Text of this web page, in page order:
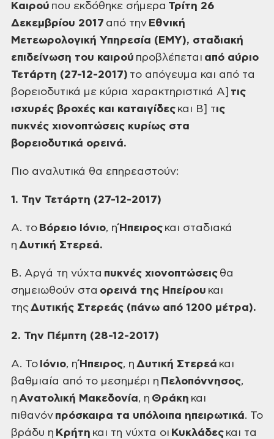
Καιρού που εκδόθηκε σήμερα Τρίτη 26
Δεκεμβρίου 2017 από την Εθνική
Μετεωρολογική Υπηρεσία (ΕΜΥ), σταδιακή
επιδείνωση του καιρού προβλέπεται από αύριο
Τετάρτη (27-12-2017) το απόγευμα και από τα
βορειοδυτικά με κύρια χαρακτηριστικά Α] τις
ισχυρές βροχές και καταιγίδες και Β] τις
πυκνές χιονοπτώσεις κυρίως στα
βορειοδυτικά ορεινά.
Πιο αναλυτικά θα επηρεαστούν:
1. Την Τετάρτη (27-12-2017)
Α. το Βόρειο Ιόνιο, ηΉπειρος και σταδιακά
η Δυτική Στερεά.
Β. Αργά τη νύχτα πυκνές χιονοπτώσεις θα
σημειωθούν στα ορεινά της Ηπείρου και
τηςΔυτικής Στερεάς (πάνω από 1200 μέτρα).
2. Την Πέμπτη (28-12-2017)
Α. Το Ιόνιο, ηΉπειρος, η Δυτική Στερεά και
βαθμιαία από το μεσημέρι η Πελοπόννησος,
η Ανατολική Μακεδονία, η Θράκη και
πιθανόν πρόσκαιρα τα υπόλοιπα ηπειρωτικά. Το
βράδυ η Κρήτη και τη νύχτα οι Κυκλάδες και τα